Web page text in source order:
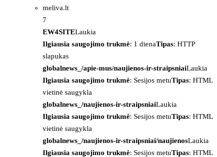
meliva.lt
7
EW4SITELaukia
Ilgiausia saugojimo trukmė: 1 dienaTipas: HTTP
slapukas
globalnews_/apie-mus/naujienos-ir-straipsniaiLaukia
Ilgiausia saugojimo trukmė: Sesijos metuTipas: HTML
vietinė saugykla
globalnews_/naujienos-ir-straipsniaiLaukia
Ilgiausia saugojimo trukmė: Sesijos metuTipas: HTML
vietinė saugykla
globalnews_/naujienos-ir-straipsniai/naujienosLaukia
Ilgiausia saugojimo trukmė: Sesijos metuTipas: HTML